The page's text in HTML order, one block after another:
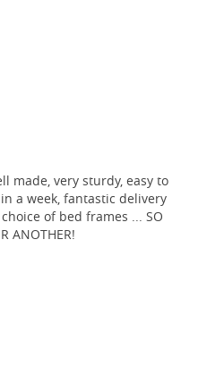
made, very sturdy, easy to
a week, fantastic delivery
of bed frames ... SO
ANOTHER!